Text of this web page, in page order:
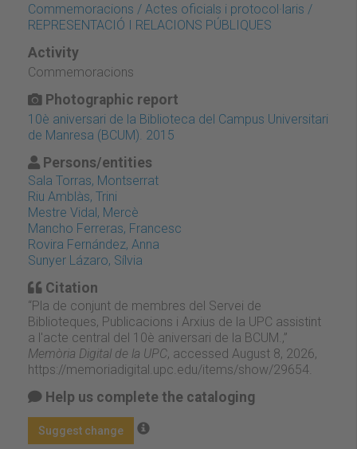
Commemoracions / Actes oficials i protocol·laris /
REPRESENTACIÓ I RELACIONS PÚBLIQUES
Activity
Commemoracions
Photographic report
10è aniversari de la Biblioteca del Campus Universitari
de Manresa (BCUM). 2015
Persons/entities
Sala Torras, Montserrat
Riu Amblàs, Trini
Mestre Vidal, Mercè
Mancho Ferreras, Francesc
Rovira Fernández, Anna
Sunyer Lázaro, Sílvia
Citation
“Pla de conjunt de membres del Servei de
Biblioteques, Publicacions i Arxius de la UPC assistint
a l'acte central del 10è aniversari de la BCUM.,”
Memòria Digital de la UPC, accessed August 8, 2026,
https://memoriadigital.upc.edu/items/show/29654
Help us complete the cataloging
Suggest change